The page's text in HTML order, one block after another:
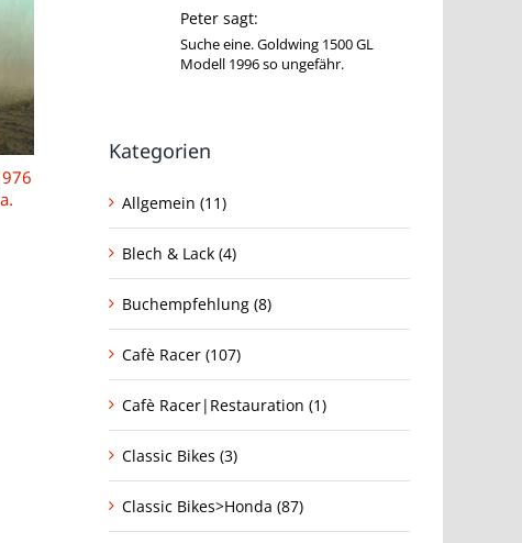
1979 – The Place You Go.
Peter sagt:
Suche eine. Goldwing 1500 GL
Modell 1996 so ungefähr.
Kategorien
Allgemein (11)
Blech & Lack (4)
Buchempfehlung (8)
Cafè Racer (107)
Cafè Racer|Restauration (1)
Classic Bikes (3)
Classic Bikes>Honda (87)